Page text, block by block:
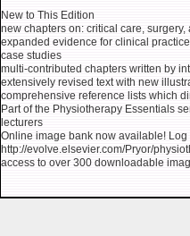
New to This Edition
new chapters on: critical care,
expanded evidence for clinical practice
case studies
multi-contributed chapters written by
extensively revised text with new
comprehensive reference lists which
Part of the Physiotherapy Essentials
lecturers
Online image bank now available! Log
http://evolve.elsevier.com/Pryor/
access to over 300 downloadable